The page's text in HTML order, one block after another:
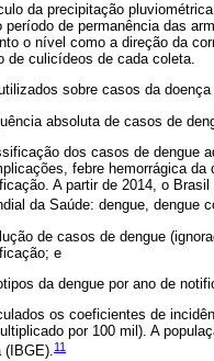
da precipitação
período de permanência das
o nível como a direção da
de culicídeos de cada coleta.
sobre casos da
absoluta de casos de
dos casos de dengue
febre hemorrágica da
A partir de 2014, o
da Saúde: dengue, dengue
de casos de dengue
e
da dengue por ano de
os coeficientes de
por 100 mil). A
(IBGE).11